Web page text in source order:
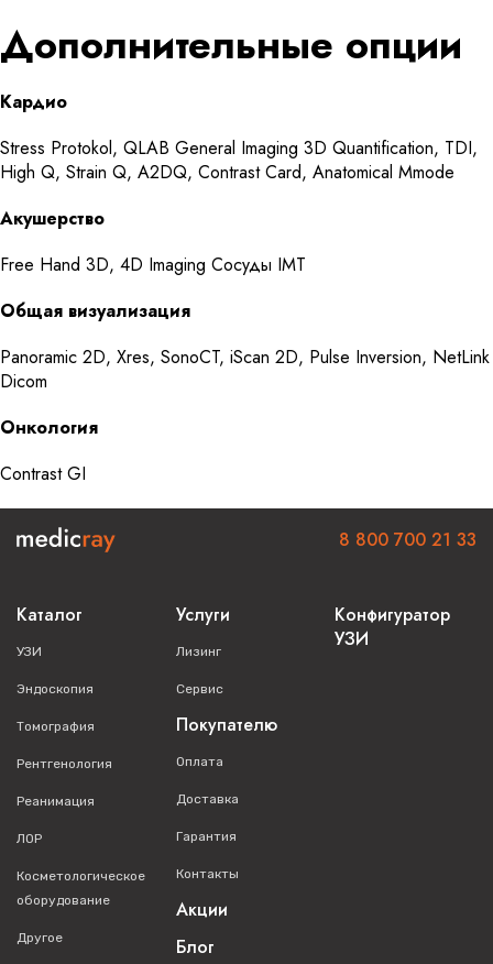
Дополнительные опции
Кардио
Stress Protokol, QLAB General Imaging 3D Quantification, TDI,
High Q, Strain Q, A2DQ, Contrast Card, Anatomical Mmode
Акушерство
Free Hand 3D, 4D Imaging Сосуды IMT
Общая визуализация
Panoramic 2D, Xres, SonoCT, iScan 2D, Pulse Inversion, NetLink
Dicom
Онкология
Contrast GI
Каталог
УЗИ
Эндоскопия
Томография
Рентгенология
Реанимация
ЛОР
Косметологическое
оборудование
Другое
Услуги
Лизинг
Сервис
Покупателю
Оплата
Доставка
Гарантия
Контакты
Акции
Блог
Конфигуратор
УЗИ
8 800 700 21 33